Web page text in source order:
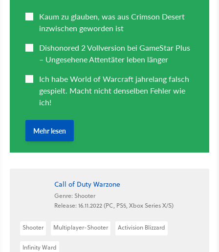
Call of Duty Warzone
Genre: Shooter
Release: 16.11.2022 (PC, PS5, Xbox Series X/S)
Shooter Multiplayer-Shooter Activision Blizzard
Infinity Ward